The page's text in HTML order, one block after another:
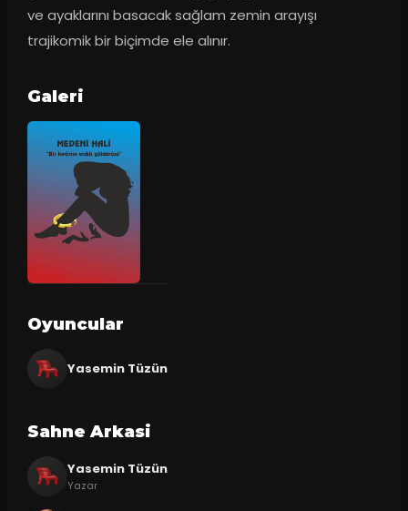
ve ayaklarını basacak sağlam zemin arayışı
trajikomik bir biçimde ele alınır.
Galeri
Oyuncular
Yasemin Tüzün
Sahne Arkasi
Yasemin Tüzün
Yazar